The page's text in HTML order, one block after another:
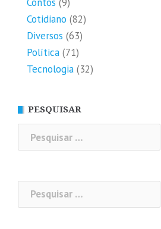
Cotidiano (82)
Diversos (63)
Política (71)
Tecnologia (32)
PESQUISAR
por:
Pesquisar
por: